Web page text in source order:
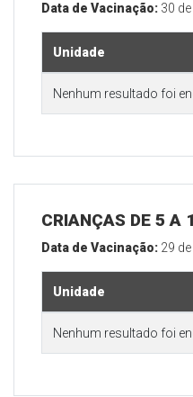
Data de Vacinação: 30
Unidade
Nenhum resultado foi
CRIANÇAS DE 5 A
Data de Vacinação: 29
Unidade
Nenhum resultado foi